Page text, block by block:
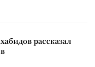
рассказал